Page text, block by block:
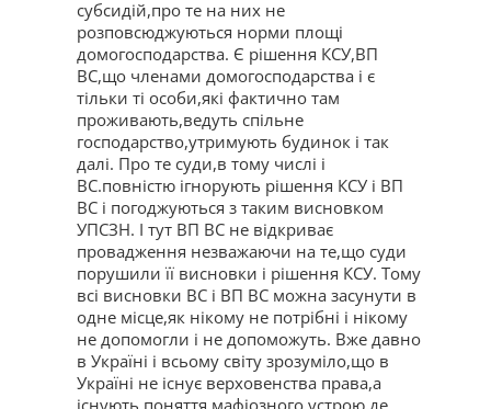
субсидій,про те на них не
розповсюджуються норми площі
домогосподарства. Є рішення КСУ,ВП
ВС,що членами домогосподарства і є
тільки ті особи,які фактично там
проживають,ведуть спільне
господарство,утримують будинок і так
далі. Про те суди,в тому числі і
ВС.повністю ігнорують рішення КСУ і ВП
ВС і погоджуються з таким висновком
УПСЗН. І тут ВП ВС не відкриває
провадження незважаючи на те,що суди
порушили її висновки і рішення КСУ. Тому
всі висновки ВС і ВП ВС можна засунути в
одне місце,як нікому не потрібні і нікому
не допомогли і не допоможуть. Вже давно
в Україні і всьому світу зрозуміло,що в
Україні не існує верховенства права,а
існують поняття мафіозного устрою,де